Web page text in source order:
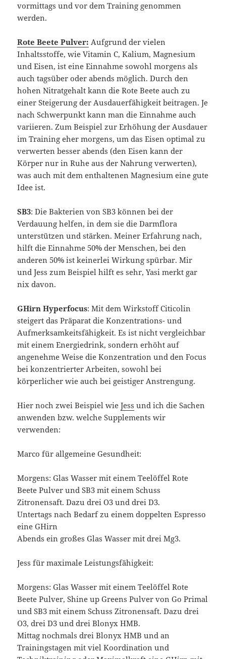
vormittags und vor dem Training genommen
werden.
Rote Beete Pulver: Aufgrund der vielen
Inhaltsstoffe, wie Vitamin C, Kalium, Magnesium
und Eisen, ist eine Einnahme sowohl morgens als
auch tagsüber oder abends möglich. Durch den
hohen Nitratgehalt kann die Rote Beete auch zu
einer Steigerung der Ausdauerfähigkeit beitragen. Je
nach Schwerpunkt kann man die Einnahme auch
variieren. Zum Beispiel zur Erhöhung der Ausdauer
im Training eher morgens, um das Eisen optimal zu
verwerten besser abends (den Eisen kann der
Körper nur in Ruhe aus der Nahrung verwerten),
was auch mit dem enthaltenen Magnesium eine gute
Idee ist.
SB3: Die Bakterien von SB3 können bei der
Verdauung helfen, in dem sie die Darmflora
unterstützen und stärken. Meiner Erfahrung nach,
hilft die Einnahme 50% der Menschen, bei den
anderen 50% ist keinerlei Wirkung spürbar. Mir
und Jess zum Beispiel hilft es sehr, Yasi merkt gar
nix davon.
GHirn Hyperfocus: Mit dem Wirkstoff Citicolin
steigert das Präparat die Konzentrations- und
Aufmerksamkeitsfähigkeit. Es ist nicht vergleichbar
mit einem Energiedrink, sondern erhöht auf
angenehme Weise die Konzentration und den Focus
bei konzentrierter Arbeiten, sowohl bei
körperlicher wie auch bei geistiger Anstrengung.
Hier noch zwei Beispiel wieJess und ich die Sachen
anwenden bzw. welche Supplements wir
verwenden:
Marco für allgemeine Gesundheit:
Morgens: Glas Wasser mit einem Teelöffel Rote
Beete Pulver und SB3 mit einem Schuss
Zitronensaft. Dazu drei O3 und drei D3.
Untertags nach Bedarf zu einem doppelten Espresso
eine GHirn
Abends ein großes Glas Wasser mit drei Mg3.
Jess für maximale Leistungsfähigkeit:
Morgens: Glas Wasser mit einem Teelöffel Rote
Beete Pulver, Shine up Greens Pulver von Go Primal
und SB3 mit einem Schuss Zitronensaft. Dazu drei
O3, drei D3 und drei Blonyx HMB.
Mittag nochmals drei Blonyx HMB und an
Trainingstagen mit viel Koordination und